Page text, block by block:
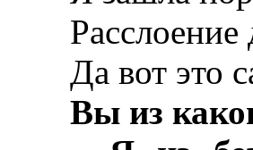
Расслоение
Да вот это
Вы из